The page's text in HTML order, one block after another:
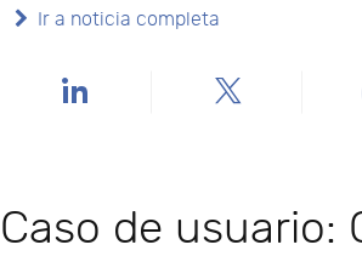
Ir a noticia completa
Caso de usuario: